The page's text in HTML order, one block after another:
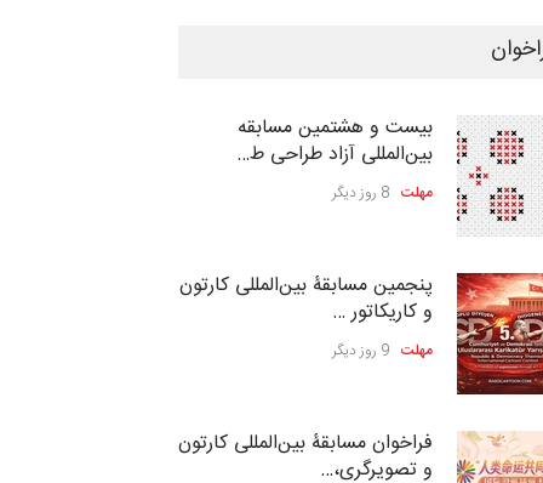
بیست و هشتمین مسابقه
بین‌المللی آزاد طراحی ط…
مهلت 8 روز دیگر
پنجمین مسابقۀ بین‌المللی کارتون
و کاریکاتور …
مهلت 9 روز دیگر
فراخوان مسابقۀ بین‌المللی کارتون
و تصویرگری،…